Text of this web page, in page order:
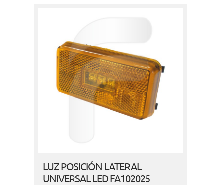
LUZ POSICIÓN LATERAL
UNIVERSAL LED FA102025